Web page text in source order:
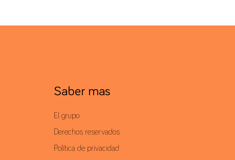
Saber mas
El grupo
Derechos reservados
Política de privacidad